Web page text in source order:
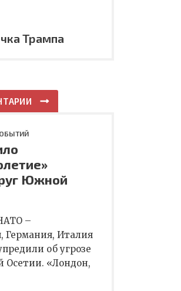
Трампа
Южной
–
Германия, Италия
об угрозе
«Лондон,